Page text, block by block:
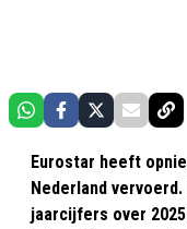
Eurostar heeft
Nederland
jaarcijfers over